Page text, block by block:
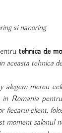
si nanoring
tehnica de
aceasta tehnica
alegem mereu
in Romania
fiecarui client,
moment salonul